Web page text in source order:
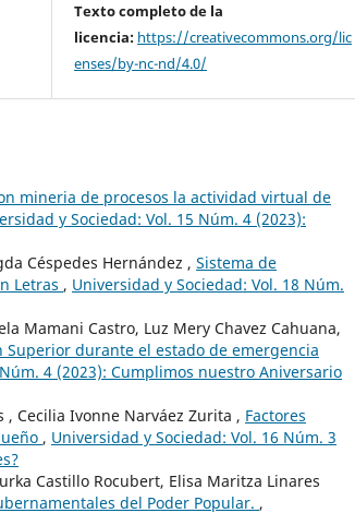
Texto completo de la
licencia: https://creativecommons.org/lic
enses/by-nc-nd/4.0/
mineria de procesos la actividad virtual de
y Sociedad: Vol. 15 Núm. 4 (2023):
Céspedes Hernández , Sistema de
Letras , Universidad y Sociedad: Vol. 18 Núm.
Mamani Castro, Luz Mery Chavez Cahuana,
durante el estado de emergencia
4 (2023): Cumplimos nuestro Aniversario
Cecilia Ivonne Narváez Zurita , Factores
, Universidad y Sociedad: Vol. 16 Núm. 3
Castillo Rocubert, Elisa Maritza Linares
del Poder Popular. ,